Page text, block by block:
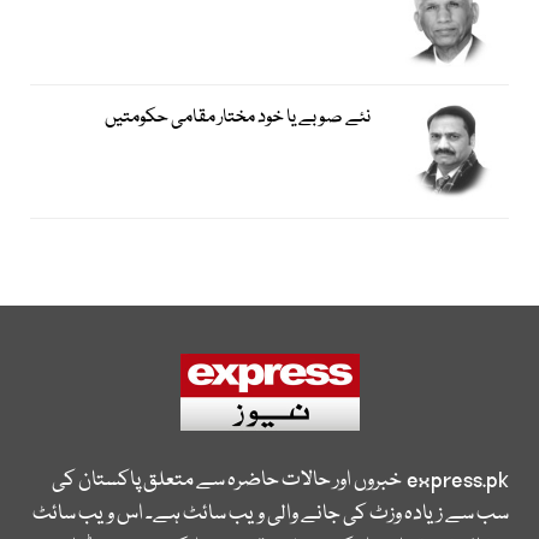
نئے صوبے یا خود مختار مقامی حکومتیں
express.pkخبروں اور حالات حاضرہ سے متعلق پاکستان کی
سب سے زیادہ وزٹ کی جانے والی ویب سائٹ ہے۔ اس ویب سائٹ